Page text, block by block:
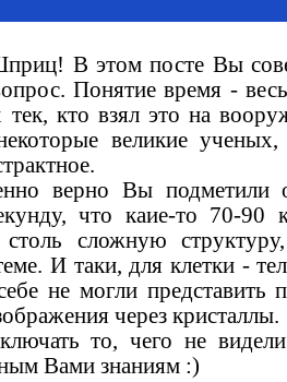
В этом посте Вы
Понятие время -
тек, кто взял это на
великие
верно Вы подметили
что каие-то 70-90
сложную
И таки, для клетки -
не могли представить
через кристаллы.
то, чего не
Вами знаниям :)